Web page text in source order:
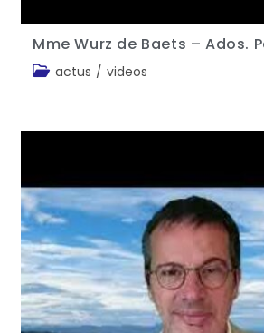
actus / videos